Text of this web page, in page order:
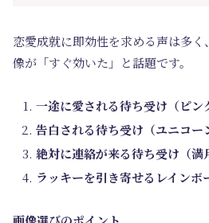
恋愛成就に即効性を求める声は多
像が「すぐ効いた」と話題です。
一途に愛される待ち受け（ピン
告白される待ち受け（ユニコー
絶対に連絡が来る待ち受け（満
ラッキーを引き寄せるレインボ